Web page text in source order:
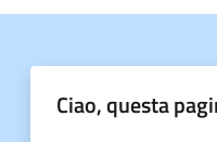
Ciao, questa